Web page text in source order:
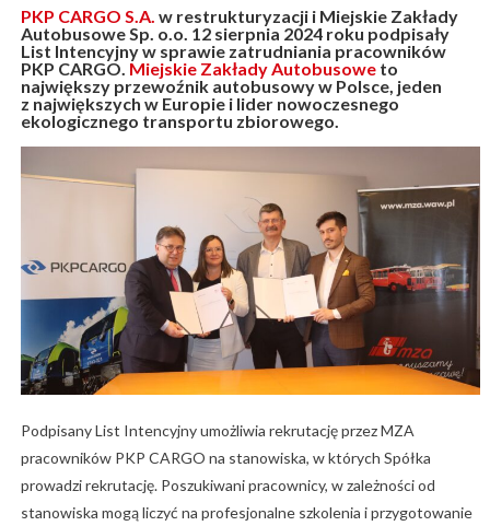
PKP CARGO S.A. w restrukturyzacji i Miejskie Zakłady
Autobusowe Sp. o.o. 12 sierpnia 2024 roku podpisały
List Intencyjny w sprawie zatrudniania pracowników
PKP CARGO. Miejskie Zakłady Autobusoweto
największy przewoźnik autobusowy w Polsce, jeden
z największych w Europie i lider nowoczesnego
ekologicznego transportu zbiorowego.
Podpisany List Intencyjny umożliwia rekrutację przez MZA
pracowników PKP CARGO na stanowiska, w których Spółka
prowadzi rekrutację. Poszukiwani pracownicy, w zależności od
stanowiska mogą liczyć na profesjonalne szkolenia i przygotowanie